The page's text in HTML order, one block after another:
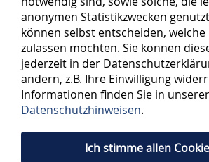
anonymen Statistikzwecken
können selbst entscheiden, welche
zulassen möchten. Sie können
jederzeit in der
ändern, z.B. Ihre Einwilligung
Informationen finden Sie in
Datenschutzhinweisen.
Ich stimme allen